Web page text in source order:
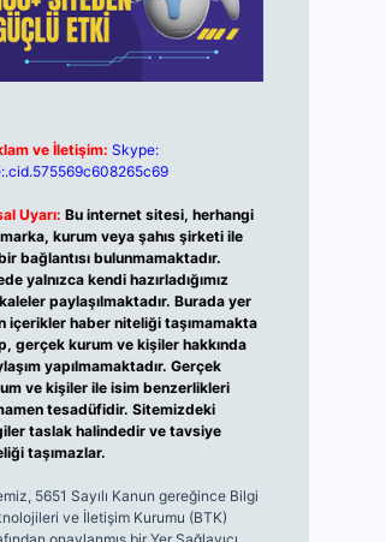
ve İletişim: Skype:
Uyarı: Bu internet sitesi, herhangi
kurum veya şahıs şirketi ile
bağlantısı bulunmamaktadır.
yalnızca kendi hazırladığımız
paylaşılmaktadır. Burada yer
içerikler haber niteliği taşımamakta
gerçek kurum ve kişiler hakkında
yapılmamaktadır. Gerçek
ve kişiler ile isim benzerlikleri
tesadüfidir. Sitemizdeki
taslak halindedir ve tavsiye
taşımazlar.
5651 Sayılı Kanun gereğince Bilgi
ve İletişim Kurumu (BTK)